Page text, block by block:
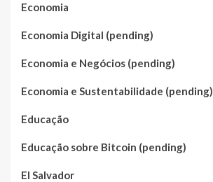
Economia
Economia Digital (pending)
Economia e Negócios (pending)
Economia e Sustentabilidade (pending)
Educação
Educação sobre Bitcoin (pending)
El Salvador